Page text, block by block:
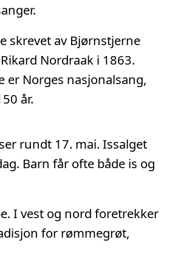
skrevet av Bjørnstjerne
Nordraak i 1863.
er Norges nasjonalsang,
år.
rundt 17. mai. Issalget
Barn får ofte både is og
I vest og nord foretrekker
for rømmegrøt,